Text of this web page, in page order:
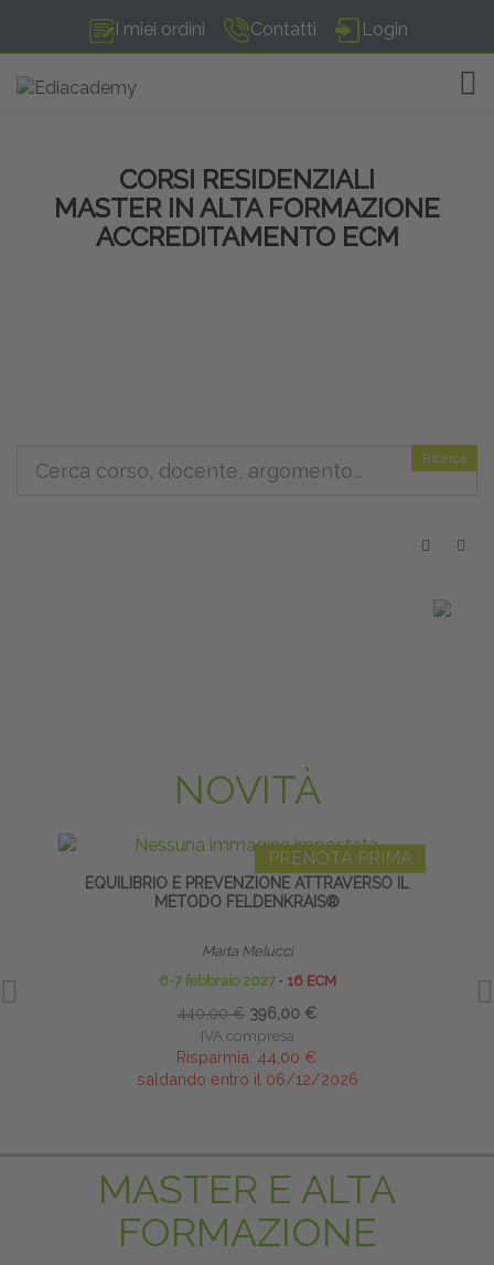
I miei ordini Contatti Login
CORSI RESIDENZIALI
MASTER IN ALTA FORMAZIONE
ACCREDITAMENTO ECM
Ricerca
NOVITÀ
PRENOTA PRIMA
EQUILIBRIO E PREVENZIONE ATTRAVERSO IL
METODO FELDENKRAIS®
Marta Melucci
6-7 febbraio 2027 ∙ 16 ECM
440,00 € 396,00 €
IVA compresa
Risparmia: 44,00 €
saldando entro il 06/12/2026
MASTER E ALTA
FORMAZIONE